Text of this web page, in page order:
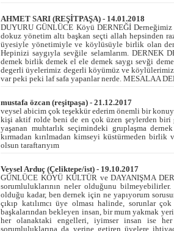
AHMET SARI (REŞİTPAŞA) - 14.01.2018
DUYURU GÜNLÜCE Köyü DERNEĞİ
dokuz yönetim altı başkan seçti allah hepsinden
üyesiyle yönetimiyle ve köylüsüyle birlik olan
Hepinizi saygıyla sevğile selamlarım. DERNEK
demek birlik demek el ele demek saygı sevği
degerli üyelerimiz degerli köyümüz ve
var peki peki laf safa yapanlar nerde. MESALAA
mustafa özcan (reşitpaşa) - 21.12.2017
veysel abicim çok teşekkür ederim önemli bir
kişi aktif rolde beni de en çok üzen şeylerden biri
yaşanan muhtarlık seçimindeki gruplaşma
kırmadan kırılmadan kimseyi küstürmeden
olsun taraftarıyım
Veysel Arduç (Çeliktepe/ist) - 19.10.2017
GÜNLÜCE KÖYÜ KÜLTÜR ve DAYANIŞMA
sorumluluklarının neler olduğunu
olduğu kadar, ben dernek için ne yapıyorum
çıkıp katılımcı üye olması halinde, sorunlar
başkalarından bekleyen insan, bir mum yakmak
her olanaktaki engelleri, iyimser insan ise her
sorumluluklarına da yerine getiren üyelere